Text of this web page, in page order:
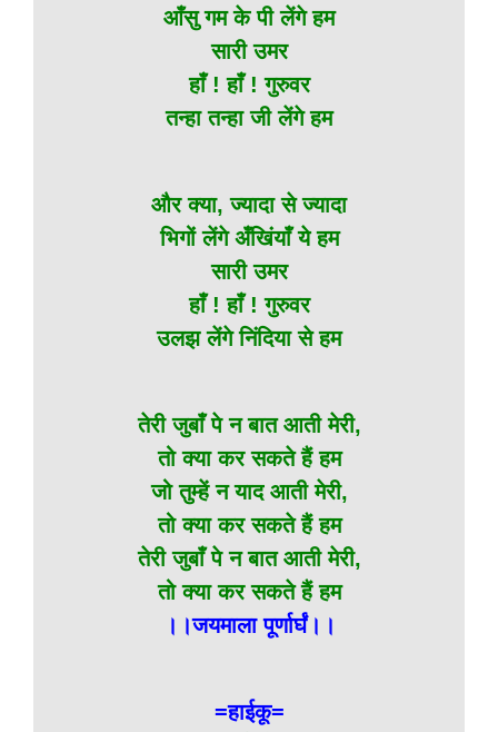
आँसु गम के पी लेंगे हम
सारी उमर
हाँ ! हाँ ! गुरुवर
तन्हा तन्हा जी लेंगे हम
और क्या, ज्यादा से ज्यादा
भिगों लेंगे अँखिंयाँ ये हम
सारी उमर
हाँ ! हाँ ! गुरुवर
उलझ लेंगे निंदिया से हम
तेरी जुबाँ पे न बात आती मेरी,
तो क्या कर सकते हैं हम
जो तुम्हें न याद आती मेरी,
तो क्या कर सकते हैं हम
तेरी जुबाँ पे न बात आती मेरी,
तो क्या कर सकते हैं हम
।।जयमाला पूर्णार्घं।।
=हाईकू=